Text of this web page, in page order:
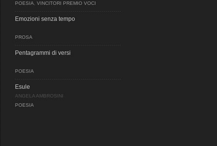
POESIA
VINCITORI PREMIO VOCI
Emozioni senza tempo
PROSA
Pentagrammi di versi
POESIA
Esule
ANGELA AMBROSINI
POESIA